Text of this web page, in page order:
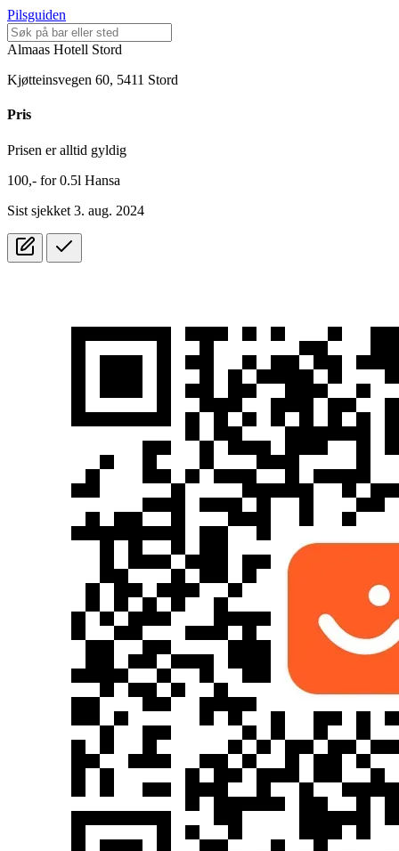
Pilsguiden
Almaas Hotell Stord
Kjøtteinsvegen 60, 5411 Stord
Pris
Prisen er alltid gyldig
100,- for0.5l Hansa
Sist sjekket 3. aug. 2024